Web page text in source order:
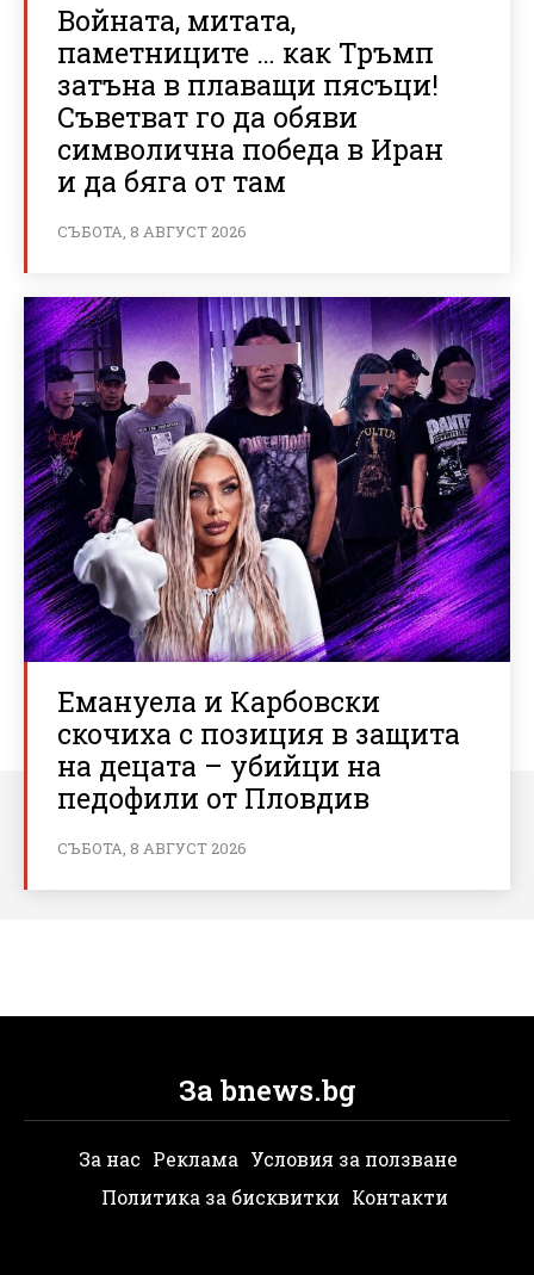
Войната, митата,
паметниците … как Тръмп
затъна в плаващи пясъци!
Съветват го да обяви
символична победа в Иран
и да бяга от там
СЪБОТА, 8 АВГУСТ 2026
Емануела и Карбовски
скочиха с позиция в защита
на децата – убийци на
педофили от Пловдив
СЪБОТА, 8 АВГУСТ 2026
За bnews.bg
За нас Реклама Условия за ползване
Политика за бисквитки Контакти